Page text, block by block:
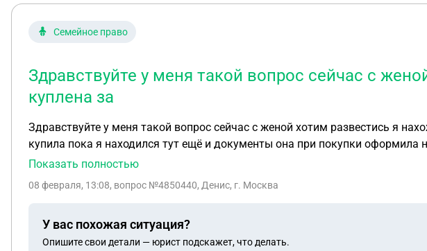
Семейное право
Здравствуйте у меня такой вопрос сейчас с
куплена за
Здравствуйте у меня такой вопрос сейчас с женой хотим развестись я
купила пока я находился тут ещё и документы она при покупки оформила
Показать полностью
08 февраля, 13:08, вопрос №4850440, Денис, г. Москва
У вас похожая ситуация?
Опишите свои детали — юрист подскажет, что делать.